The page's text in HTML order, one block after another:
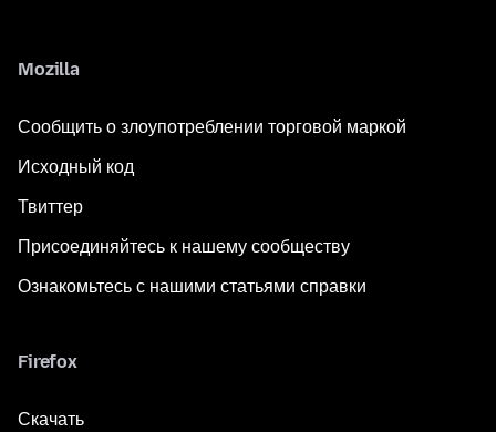
Mozilla
Сообщить о злоупотреблении торговой маркой
Исходный код
Твиттер
Присоединяйтесь к нашему сообществу
Ознакомьтесь с нашими статьями справки
Firefox
Скачать